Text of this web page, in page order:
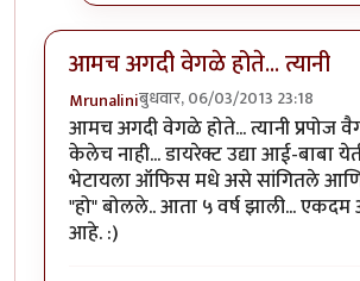
आमच अगदी वेगळे होते... त्यानी
Mrunaliniबुधवार, 06/03/2013 23:18
आमच अगदी वेगळे होते... त्यानी प्रपोज
केलेच नाही... डायरेक्ट उद्या आई-बाबा
भेटायला ऑफिस मधे असे सांगितले
"हो" बोलले.. आता ५ वर्ष झाली...
आहे. :)